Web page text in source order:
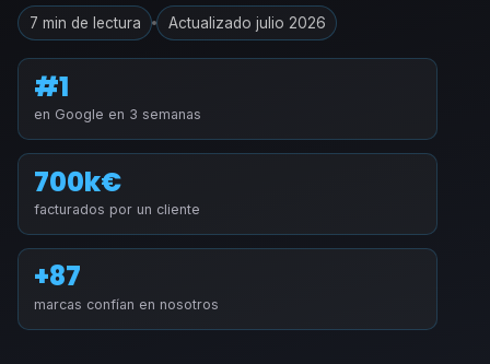
7 min de lectura Actualizado julio 2026
#1
en Google en 3 semanas
700k€
facturados por un cliente
+87
marcas confían en nosotros